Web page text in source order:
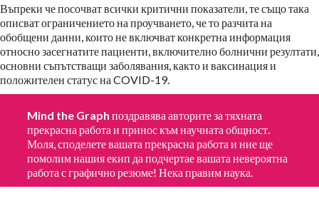
Въпреки че посочват всички критични показатели, те също така
описват ограничението на проучването, че то разчита на
обобщени данни, които не включват конкретна информация
относно засегнатите пациенти, включително болнични резултати,
основни съпътстващи заболявания, както и ваксинация и
положителен статус на COVID-19.
Mind the Graph поздравява авторите за тяхната
прекрасна работа и принос към научната общност.
Моля, споделете вашата прекрасна работа и ние ще
помолим нашия екип да подчертае вашата невероятна
работа с графично резюме! Нека правим наука.